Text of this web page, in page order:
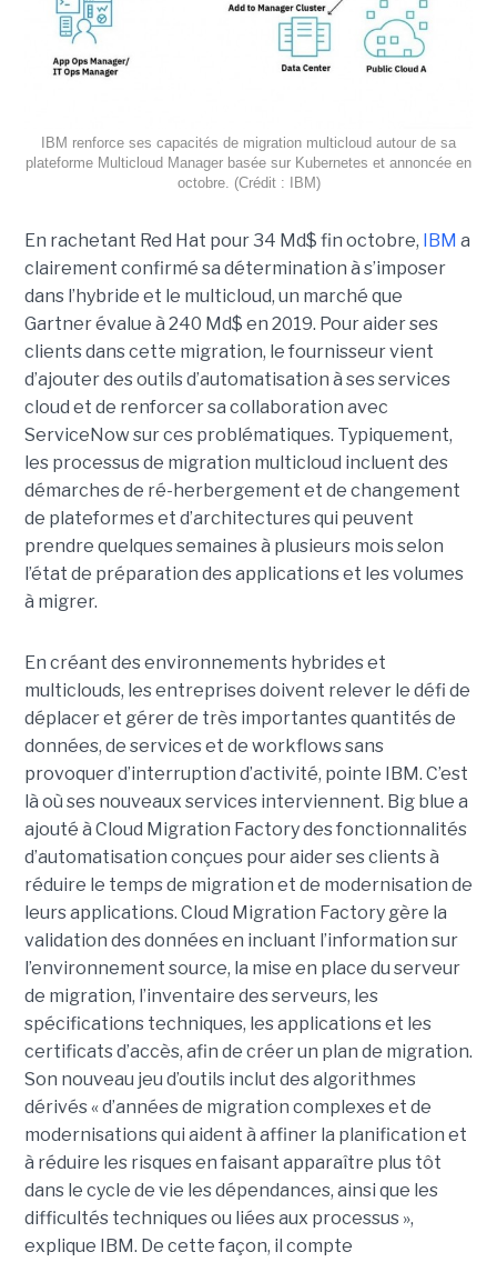
IBM renforce ses capacités de migration multicloud autour de sa
plateforme Multicloud Manager basée sur Kubernetes et annoncée en
octobre. (Crédit : IBM)
En rachetant Red Hat pour 34 Md$ fin octobre, IBM a
clairement confirmé sa détermination à s’imposer
dans l’hybride et le multicloud, un marché que
Gartner évalue à 240 Md$ en 2019. Pour aider ses
clients dans cette migration, le fournisseur vient
d’ajouter des outils d’automatisation à ses services
cloud et de renforcer sa collaboration avec
ServiceNow sur ces problématiques. Typiquement,
les processus de migration multicloud incluent des
démarches de ré-herbergement et de changement
de plateformes et d’architectures qui peuvent
prendre quelques semaines à plusieurs mois selon
l’état de préparation des applications et les volumes
à migrer.
En créant des environnements hybrides et
multiclouds, les entreprises doivent relever le défi de
déplacer et gérer de très importantes quantités de
données, de services et de workflows sans
provoquer d’interruption d’activité, pointe IBM. C’est
là où ses nouveaux services interviennent. Big blue a
ajouté à Cloud Migration Factory des fonctionnalités
d’automatisation conçues pour aider ses clients à
réduire le temps de migration et de modernisation de
leurs applications. Cloud Migration Factory gère la
validation des données en incluant l’information sur
l’environnement source, la mise en place du serveur
de migration, l’inventaire des serveurs, les
spécifications techniques, les applications et les
certificats d’accès, afin de créer un plan de migration.
Son nouveau jeu d’outils inclut des algorithmes
dérivés « d’années de migration complexes et de
modernisations qui aident à affiner la planification et
à réduire les risques en faisant apparaître plus tôt
dans le cycle de vie les dépendances, ainsi que les
difficultés techniques ou liées aux processus »,
explique IBM. De cette façon, il compte